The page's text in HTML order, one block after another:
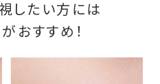
したい方には
がおすすめ！